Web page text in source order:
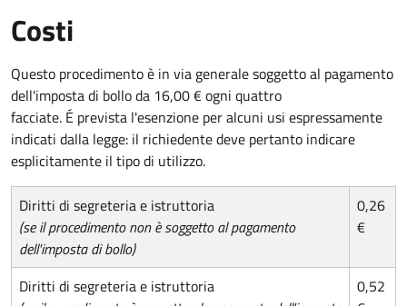
Costi
Questo procedimento è in via generale soggetto al pagamento
dell'imposta di bollo da 16,00 € ogni quattro
facciate. É prevista l'esenzione per alcuni usi espressamente
indicati dalla legge: il richiedente deve pertanto indicare
esplicitamente il tipo di utilizzo.
Diritti di segreteria e istruttoria
(se il procedimento non è soggetto al pagamento
dell'imposta di bollo)
0,26
€
Diritti di segreteria e istruttoria
0,52